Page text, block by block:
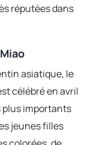
réputées dans
asiatique, le
célébré en avril
plus importants
jeunes filles